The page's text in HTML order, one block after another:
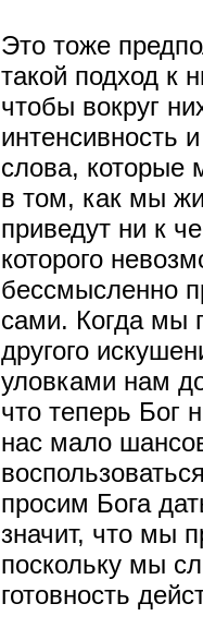
Это тоже
такой подход к
чтобы вокруг
интенсивность
слова, которые
в том, как мы
приведут ни к
которого
бессмысленно
сами. Когда мы
другого
уловками нам
что теперь Бог
нас мало
просим Бога
значит, что мы
поскольку мы
готовность